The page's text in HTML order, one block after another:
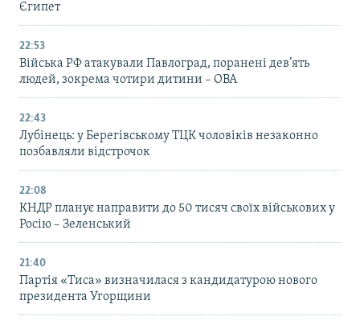
Єгипет
22:53
Війська РФ атакували Павлоград, поранені дев’ять
людей, зокрема чотири дитини – ОВА
22:43
Лубінець: у Берегівському ТЦК чоловіків незаконно
позбавляли відстрочок
22:08
КНДР планує направити до 50 тисяч своїх військових у
Росію – Зеленський
21:40
Партія «Тиса» визначилася з кандидатурою нового
президента Угорщини